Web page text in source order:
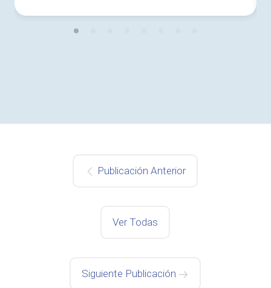
Publicación Anterior
Ver Todas
Siguiente Publicación